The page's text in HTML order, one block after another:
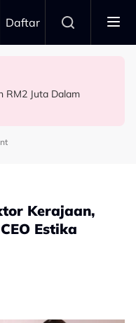
Daftar
Ketika Berpantang -
Naik Gunung 10
RM2 Juta Dalam
Esak Menangis…”
Nasihat Ibu Bapa
Tangga Anak
Kerajaan,
Estika